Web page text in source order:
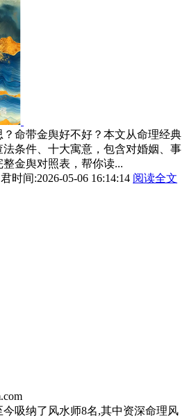
命带金舆好不好？本文从命理经典
条件、十大寓意，包含对婚姻、事
金舆对照表，帮你读...
时间:2026-05-06 16:14:14 阅读全文
吸纳了风水师8名,其中资深命理风